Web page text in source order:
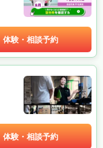
体験・相談予約
体験・相談予約